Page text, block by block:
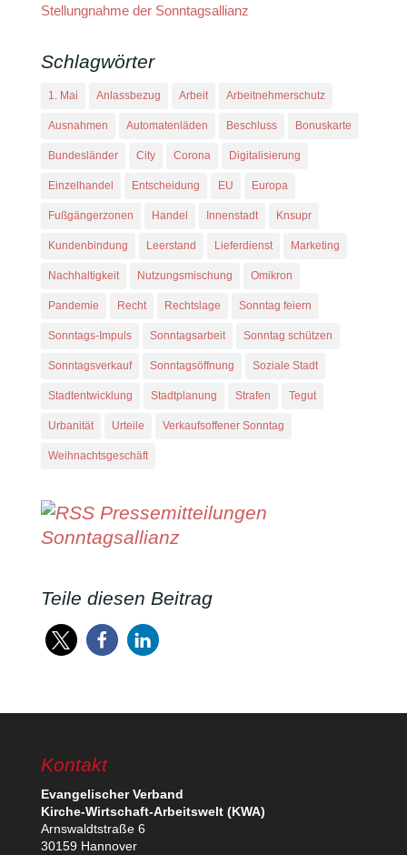
Stellungnahme der Sonntagsallianz
Schlagwörter
1. Mai Anlassbezug Arbeit Arbeitnehmerschutz
Ausnahmen Automatenläden Beschluss Bonuskarte
Bundesländer City Corona Digitalisierung
Einzelhandel Entscheidung EU Europa
Fußgängerzonen Handel Innenstadt Knsupr
Kundenbindung Leerstand Lieferdienst Marketing
Nachhaltigkeit Nutzungsmischung Omikron
Pandemie Recht Rechtslage Sonntag feiern
Sonntags-Impuls Sonntagsarbeit Sonntag schützen
Sonntagsverkauf Sonntagsöffnung Soziale Stadt
Stadtentwicklung Stadtplanung Strafen Tegut
Urbanität Urteile Verkaufsoffener Sonntag
Weihnachtsgeschäft
Pressemitteilungen
Sonntagsallianz
Teile diesen Beitrag
Kontakt
Evan­ge­li­scher Verband
Kirche-Wirt­schaft-Arbeits­welt (KWA)
Arns­waldt­straße 6
30159 Hannover